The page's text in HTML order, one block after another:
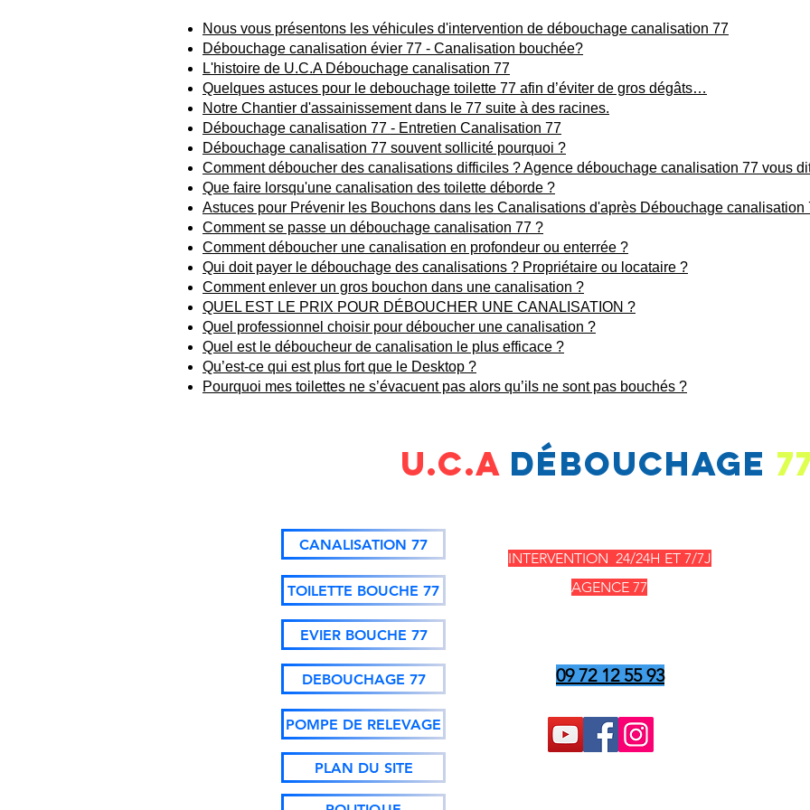
Nous vous présentons les véhicules d'intervention de débouchage canalisation 77
Débouchage canalisation évier 77 - Canalisation bouchée?
L'histoire de U.C.A Débouchage canalisation 77
Quelques astuces pour le debouchage toilette 77 afin d’éviter de gros dégâts…
Notre Chantier d'assainissement dans le 77 suite à des racines.
Débouchage canalisation 77 - Entretien Canalisation 77
Débouchage canalisation 77 souvent sollicité pourquoi ?
Comment déboucher des canalisations difficiles ? Agence débouchage canalisation 77 vous
Que faire lorsqu'une canalisation des toilette déborde ?
Astuces pour Prévenir les Bouchons dans les Canalisations d'après Débouchage canalisation
Comment se passe un débouchage canalisation 77 ?
Comment déboucher une canalisation en profondeur ou enterrée ?
Qui doit payer le débouchage des canalisations ? Propriétaire ou locataire ?
Comment enlever un gros bouchon dans une canalisation ?
QUEL EST LE PRIX POUR DÉBOUCHER UNE CANALISATION ?
Quel professionnel choisir pour déboucher une canalisation ?
Quel est le déboucheur de canalisation le plus efficace ?
Qu’est-ce qui est plus fort que le Desktop ?
Pourquoi mes toilettes ne s’évacuent pas alors qu’ils ne sont pas bouchés ?
u.c.a dÉBOUCHAGE
CANALISATION 77
TOILETTE BOUCHE 77
EVIER BOUCHE 77
DEBOUCHAGE 77
POMPE DE RELEVAGE
INTERVENTION 24/24H ET 7/7J
AGENCE 77
09 72 12 55 93
PLAN DU SITE